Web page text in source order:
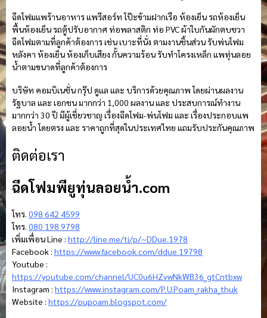
ฉีดโฟมแพร้านอาหาร แพรีสอร์ท โป๊ะข้ามฝากเรือ ห้องเย็น รถห้องเย็น
พื้นห้องเย็น รถตู้ปรับอากาศ ท่อพลาสติก ท่อ PVC ผ้าใบกันผักตบชวา
ฉีดโฟมตามที่ลูกค้าต้องการ เช่น เบาะที่นั่ง ตามงานชิ้นส่วน รับพ่นโฟม
หลังคา ห้องเย็น ห้องเก็บเสียง กั้นความร้อน รับทำโครงเหล็ก แพทุ่นลอย
น้ำตามขนาดที่ลูกค้าต้องการ
บริษัท คอมบิเนชั่น กรุ๊ป ดูแล และ บริการด้วยคุณภาพ โดยผ่านผลงาน
รัฐบาล และ เอกชน มากกว่า 1,000 ผลงาน และ ประสบการณ์ทำงาน
มากกว่า 30 ปี มีผู้เชี่ยวชาญ เรื่องฉีดโฟม-พ่นโฟม และ เรื่องประกอบแพ
ลอยน้ำ โดยตรง และ ราคาถูกที่สุดในประเทศไทย แถมรับประกันคุณภาพ
ติดต่อเรา
ฉีดโฟมพียูทุ่นลอยน้ํา.com
โทร. 098 642 4599
โทร. 080 198 9798
เพิ่มเพื่อน Line : http://line.me/ti/p/~DDue.1978
Facebook : https://www.facebook.com/ddue.19798
Youtube :
https://youtube.com/channel/UC0u6HZvwNkWB36_gtCntbxw
Instagram : https://www.instagram.com/P.U.Poam_rakha_thuk
Website : https://pupoam.blogspot.com/